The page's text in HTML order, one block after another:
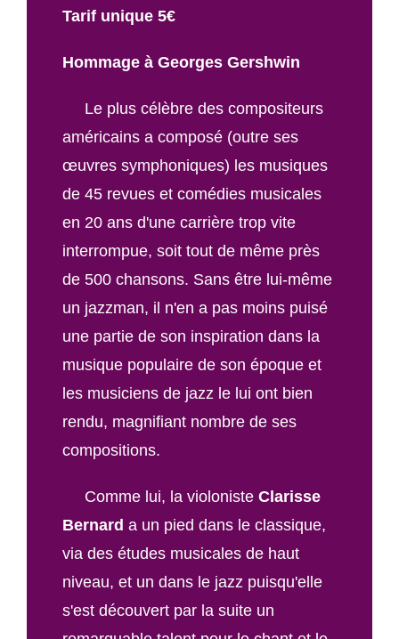
Tarif unique 5€
Hommage à Georges Gershwin
Le plus célèbre des compositeurs
américains a composé (outre ses
œuvres symphoniques) les musiques
de 45 revues et comédies musicales
en 20 ans d'une carrière trop vite
interrompue, soit tout de même près
de 500 chansons. Sans être lui-même
un jazzman, il n'en a pas moins puisé
une partie de son inspiration dans la
musique populaire de son époque et
les musiciens de jazz le lui ont bien
rendu, magnifiant nombre de ses
compositions.
Comme lui, la violoniste Clarisse
Bernard a un pied dans le classique,
via des études musicales de haut
niveau, et un dans le jazz puisqu'elle
s'est découvert par la suite un